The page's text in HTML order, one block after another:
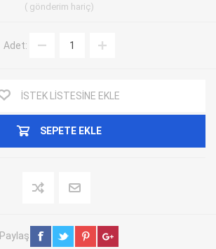
gönderim hariç
Adet:
İSTEK LISTESINE EKLE
SEPETE EKLE
Paylaş